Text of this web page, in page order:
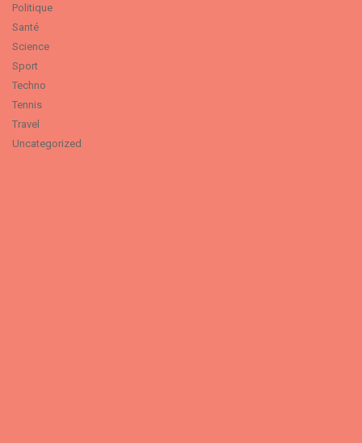
Politique
Santé
Science
Sport
Techno
Tennis
Travel
Uncategorized